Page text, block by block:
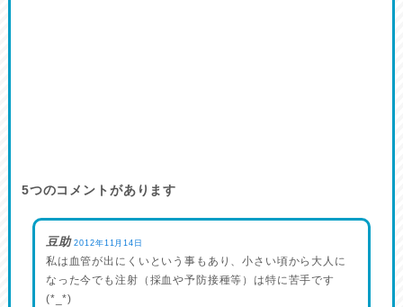
5つのコメントがあります
豆助 2012年11月14日
私は血管が出にくいという事もあり、小さい頃から大人に
なった今でも注射（採血や予防接種等）は特に苦手です
(*_*)